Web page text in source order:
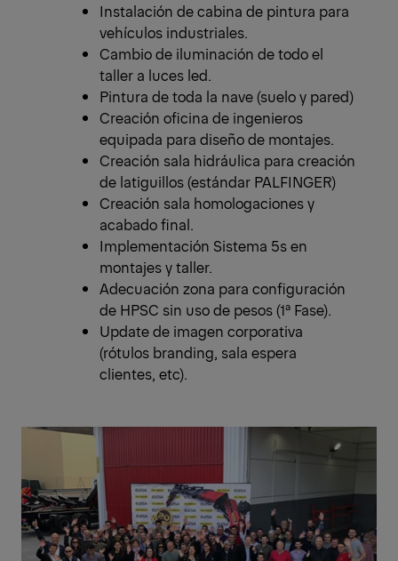
Instalación de cabina de pintura para
vehículos industriales.
Cambio de iluminación de todo el
taller a luces led.
Pintura de toda la nave (suelo y pared)
Creación oficina de ingenieros
equipada para diseño de montajes.
Creación sala hidráulica para creación
de latiguillos (estándar PALFINGER)
Creación sala homologaciones y
acabado final.
Implementación Sistema 5s en
montajes y taller.
Adecuación zona para configuración
de HPSC sin uso de pesos (1ª Fase).
Update de imagen corporativa
(rótulos branding, sala espera
clientes, etc).